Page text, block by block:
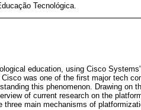
Tecnológica.
education, using Cisco
was one of the first major tech
this phenomenon. Drawing on
of current research on the
main mechanisms of